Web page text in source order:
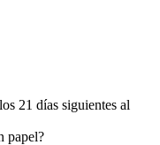
21 días siguientes al
papel?